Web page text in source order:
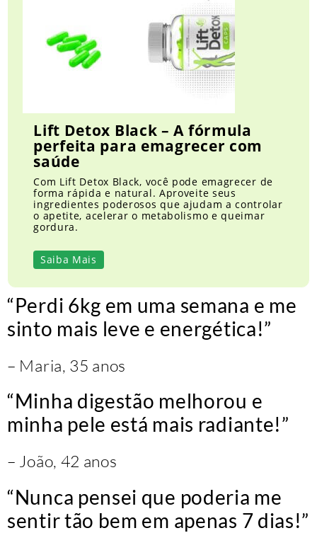
Lift Detox Black – A fórmula
perfeita para emagrecer com
saúde
Com Lift Detox Black, você pode emagrecer de
forma rápida e natural. Aproveite seus
ingredientes poderosos que ajudam a controlar
o apetite, acelerar o metabolismo e queimar
gordura.
Saiba Mais
“Perdi 6kg em uma semana e me
sinto mais leve e energética!”
– Maria, 35 anos
“Minha digestão melhorou e
minha pele está mais radiante!”
– João, 42 anos
“Nunca pensei que poderia me
sentir tão bem em apenas 7 dias!”